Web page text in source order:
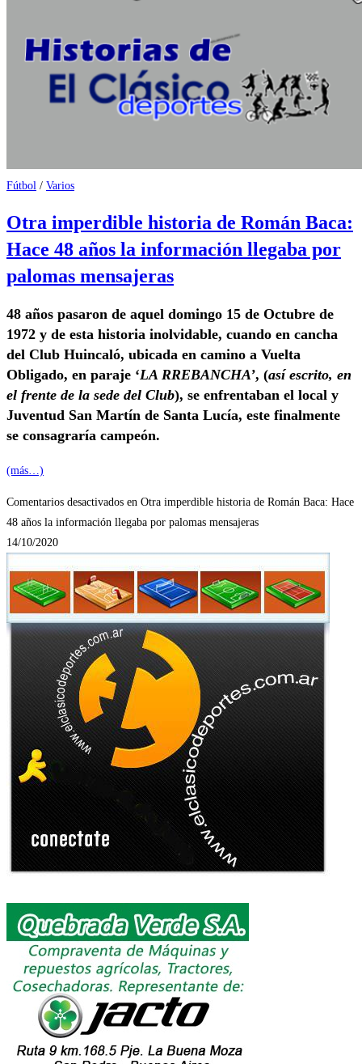
Fútbol / Varios
Otra imperdible historia de Román Baca:
Hace 48 años la información llegaba por
palomas mensajeras
48 años pasaron de aquel domingo 15 de Octubre de
1972 y de esta historia inolvidable, cuando en cancha
del Club Huincaló, ubicada en camino a Vuelta
Obligado, en paraje ‘LA RREBANCHA’, (así escrito, en
el frente de la sede del Club), se enfrentaban el local y
Juventud San Martín de Santa Lucía, este finalmente
se consagraría campeón.
(más…)
Comentarios desactivados en Otra imperdible historia de Román Baca: Hace
48 años la información llegaba por palomas mensajeras
14/10/2020